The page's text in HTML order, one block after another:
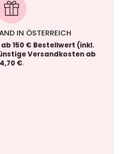
IN ÖSTERREICH
ab 150 € Bestellwert (inkl.
Versandkosten ab
4,70 €.